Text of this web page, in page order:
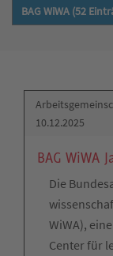
10.12.2025
BAG WiWA
Die
WiWA),
Center für